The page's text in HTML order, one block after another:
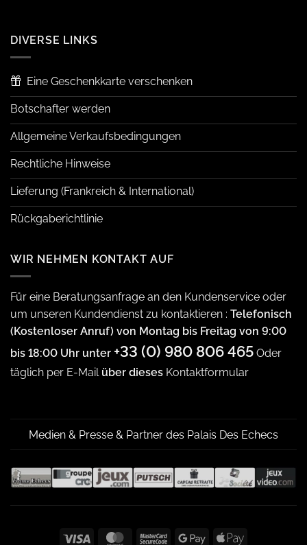
DIVERSE LINKS
Eine Geschenkkarte verschenken
Botschafter werden
Allgemeine Verkaufsbedingungen
Rechtliche Hinweise
Lieferung (Frankreich & International)
Rückgaberichtlinie
WIR NEHMEN KONTAKT AUF
Für eine Beratungsanfrage an den Kundenservice oder
um unseren Kundendienst zu kontaktieren : Telefonisch
(Kostenloser Anruf) von Montag bis Freitag von 9:00
bis 18:00 Uhr unter +33 (0) 980 806 465 Oder
täglich per E-Mail über dieses Kontaktformular
Medien & Presse & Partner des Palais Des Echecs
Visa MasterCardMasterCardGoogle Apple